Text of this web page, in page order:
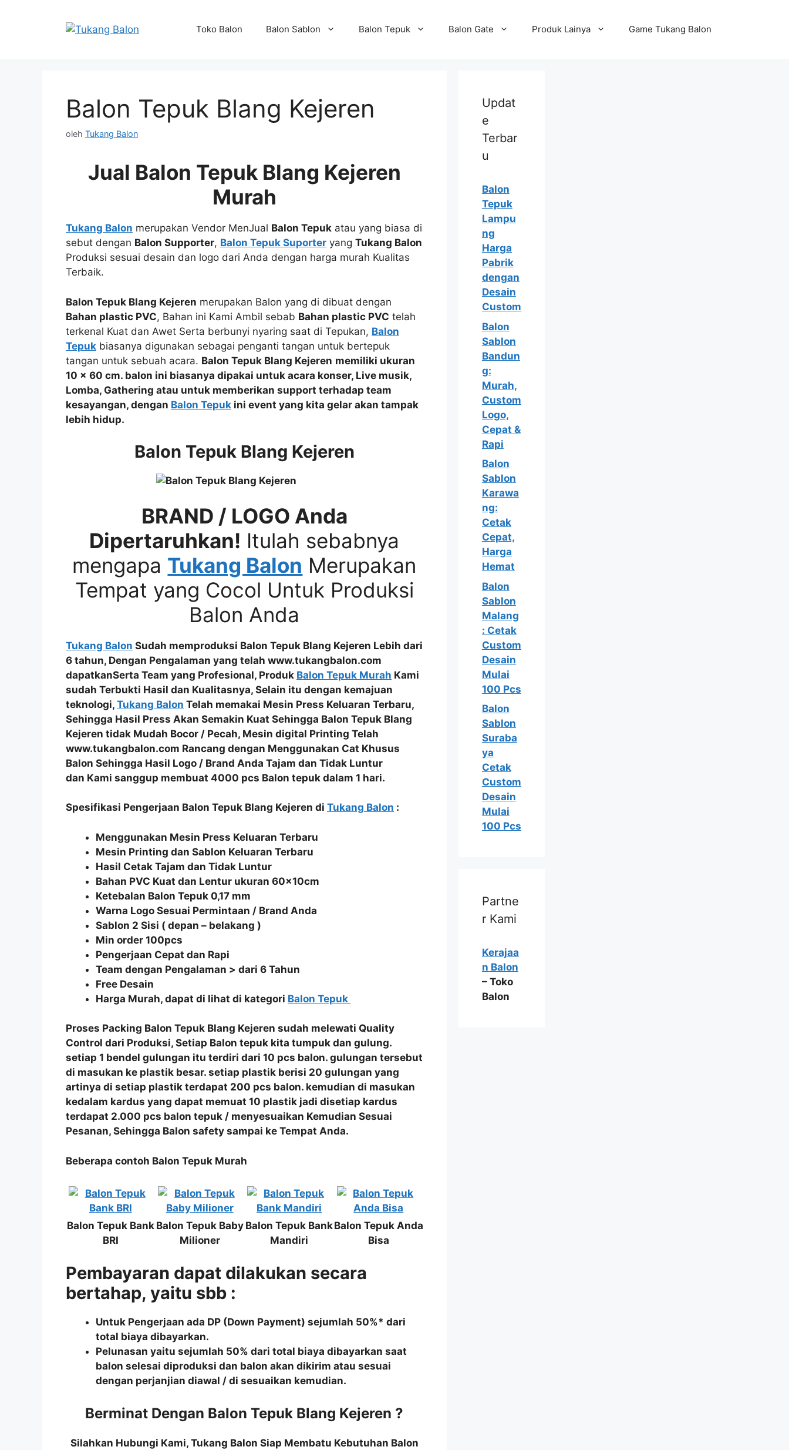
Toko Balon Balon Sablon Balon Tepuk Balon Gate Produk Lainya Game Tukang Balon
Balon Tepuk Blang Kejeren
oleh Tukang Balon
Jual Balon Tepuk Blang Kejeren
Murah
Tukang Balon merupakan Vendor MenJual Balon Tepuk atau yang biasa di
sebut dengan Balon Supporter, Balon Tepuk Suporter yang Tukang Balon
Produksi sesuai desain dan logo dari Anda dengan harga murah Kualitas
Terbaik.
Balon Tepuk Blang Kejeren merupakan Balon yang di dibuat dengan
Bahan plastic PVC, Bahan ini Kami Ambil sebab Bahan plastic PVC telah
terkenal Kuat dan Awet Serta berbunyi nyaring saat di Tepukan, Balon
Tepuk biasanya digunakan sebagai penganti tangan untuk bertepuk
tangan untuk sebuah acara. Balon Tepuk Blang Kejeren memiliki ukuran
10 x 60 cm. balon ini biasanya dipakai untuk acara konser, Live musik,
Lomba, Gathering atau untuk memberikan support terhadap team
kesayangan, dengan Balon Tepuk ini event yang kita gelar akan tampak
lebih hidup.
Balon Tepuk Blang Kejeren
BRAND / LOGO Anda
Dipertaruhkan! Itulah sebabnya
mengapa Tukang Balon Merupakan
Tempat yang Cocol Untuk Produksi
Balon Anda
Tukang Balon Sudah memproduksi Balon Tepuk Blang Kejeren Lebih dari
6 tahun, Dengan Pengalaman yang telah www.tukangbalon.com
dapatkanSerta Team yang Profesional, Produk Balon Tepuk Murah Kami
sudah Terbukti Hasil dan Kualitasnya, Selain itu dengan kemajuan
teknologi, Tukang Balon Telah memakai Mesin Press Keluaran Terbaru,
Sehingga Hasil Press Akan Semakin Kuat Sehingga Balon Tepuk Blang
Kejeren tidak Mudah Bocor / Pecah, Mesin digital Printing Telah
www.tukangbalon.com Rancang dengan Menggunakan Cat Khusus
Balon Sehingga Hasil Logo / Brand Anda Tajam dan Tidak Luntur
dan Kami sanggup membuat 4000 pcs Balon tepuk dalam 1 hari.
Spesifikasi Pengerjaan Balon Tepuk Blang Kejeren di Tukang Balon :
Menggunakan Mesin Press Keluaran Terbaru
Mesin Printing dan Sablon Keluaran Terbaru
Hasil Cetak Tajam dan Tidak Luntur
Bahan PVC Kuat dan Lentur ukuran 60x10cm
Ketebalan Balon Tepuk 0,17 mm
Warna Logo Sesuai Permintaan / Brand Anda
Sablon 2 Sisi ( depan – belakang )
Min order 100pcs
Pengerjaan Cepat dan Rapi
Team dengan Pengalaman > dari 6 Tahun
Free Desain
Harga Murah, dapat di lihat di kategori Balon Tepuk
Proses Packing Balon Tepuk Blang Kejeren sudah melewati Quality
Control dari Produksi, Setiap Balon tepuk kita tumpuk dan gulung.
setiap 1 bendel gulungan itu terdiri dari 10 pcs balon. gulungan tersebut
di masukan ke plastik besar. setiap plastik berisi 20 gulungan yang
artinya di setiap plastik terdapat 200 pcs balon. kemudian di masukan
kedalam kardus yang dapat memuat 10 plastik jadi disetiap kardus
terdapat 2.000 pcs balon tepuk / menyesuaikan Kemudian Sesuai
Pesanan, Sehingga Balon safety sampai ke Tempat Anda.
Beberapa contoh Balon Tepuk Murah
Balon Tepuk Bank
BRI
Balon Tepuk Baby
Milioner
Balon Tepuk Bank
Mandiri
Balon Tepuk Anda
Bisa
Pembayaran dapat dilakukan secara
bertahap, yaitu sbb :
Untuk Pengerjaan ada DP (Down Payment) sejumlah 50%* dari
total biaya dibayarkan.
Pelunasan yaitu sejumlah 50% dari total biaya dibayarkan saat
balon selesai diproduksi dan balon akan dikirim atau sesuai
dengan perjanjian diawal / di sesuaikan kemudian.
Berminat Dengan Balon Tepuk Blang Kejeren ?
Silahkan Hubungi Kami, Tukang Balon Siap Membatu Kebutuhan Balon
Updat
e
Terbar
u
Balon
Tepuk
Lampu
ng
Harga
Pabrik
dengan
Desain
Custom
Balon
Sablon
Bandun
g:
Murah,
Custom
Logo,
Cepat &
Rapi
Balon
Sablon
Karawa
ng:
Cetak
Cepat,
Harga
Hemat
Balon
Sablon
Malang
: Cetak
Custom
Desain
Mulai
100 Pcs
Balon
Sablon
Suraba
ya
Cetak
Custom
Desain
Mulai
100 Pcs
Partne
r Kami
Kerajaa
n Balon
– Toko
Balon